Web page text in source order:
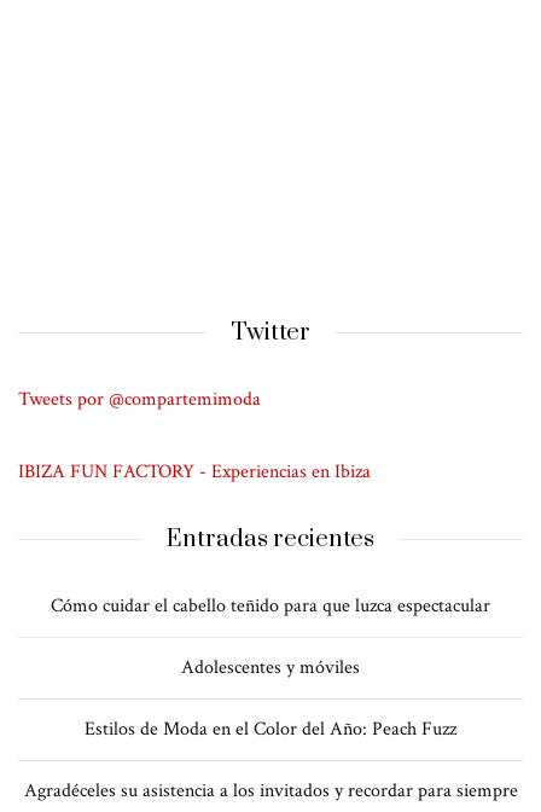
Twitter
Tweets por @compartemimoda
IBIZA FUN FACTORY - Experiencias en Ibiza
Entradas recientes
Cómo cuidar el cabello teñido para que luzca espectacular
Adolescentes y móviles
Estilos de Moda en el Color del Año: Peach Fuzz
Agradéceles su asistencia a los invitados y recordar para siempre